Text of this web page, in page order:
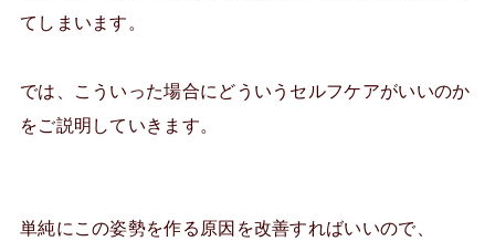
てしまいます。
では、こういった場合にどういうセルフケアがいいのか
をご説明していきます。
単純にこの姿勢を作る原因を改善すればいいので、